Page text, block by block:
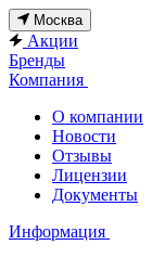
Москва
Акции
Бренды
Компания
О компании
Новости
Отзывы
Лицензии
Документы
Информация